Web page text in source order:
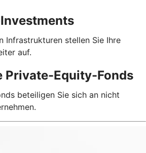
Infrastrukturen stellen Sie Ihre
auf.
Private-Equity-Fonds
beteiligen Sie sich an nicht